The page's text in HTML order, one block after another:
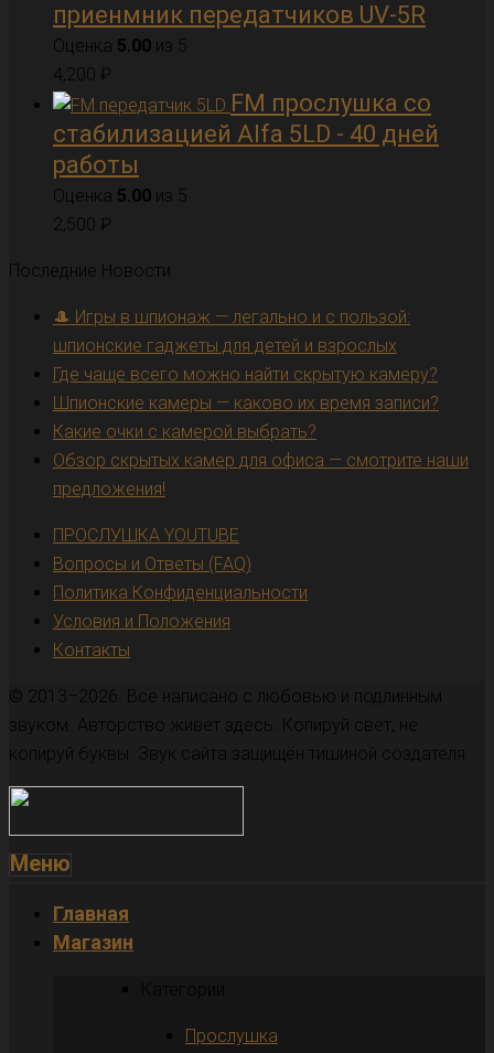
приенмник передатчиков UV-5R
Оценка 5.00 из 5
4,200
₽
FM прослушка со
стабилизацией Alfa 5LD - 40 дней
работы
Оценка 5.00 из 5
2,500
₽
Последние Новости
🎩 Игры в шпионаж — легально и с пользой:
шпионские гаджеты для детей и взрослых
Где чаще всего можно найти скрытую камеру?
Шпионские камеры — каково их время записи?
Какие очки с камерой выбрать?
Обзор скрытых камер для офиса — смотрите наши
предложения!
ПРОСЛУШКА YOUTUBE
Вопросы и Ответы (FAQ)
Политика Конфиденциальности
Условия и Положения
Контакты
© 2013–2026. Всё написано с любовью и подлинным
звуком. Авторство живёт здесь. Копируй свет, не
копируй буквы. Звук сайта защищён тишиной создателя.
Меню
Главная
Магазин
Прослушка